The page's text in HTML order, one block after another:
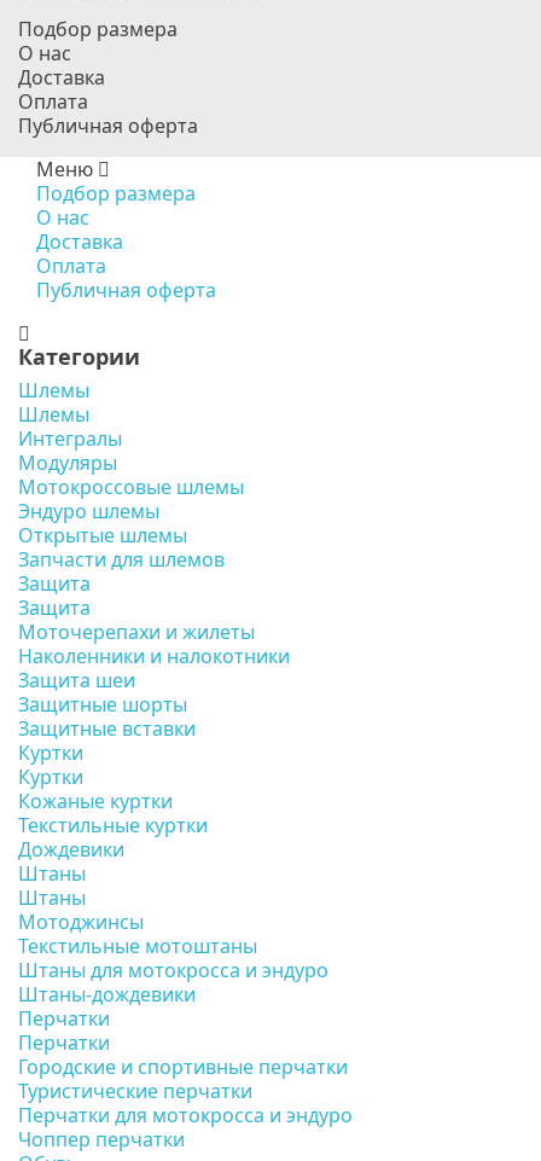
Подбор размера
О нас
Доставка
Оплата
Публичная оферта
Меню
Подбор размера
О нас
Доставка
Оплата
Публичная оферта
Категории
Шлемы
Шлемы
Интегралы
Модуляры
Мотокроссовые шлемы
Эндуро шлемы
Открытые шлемы
Запчасти для шлемов
Защита
Защита
Моточерепахи и жилеты
Наколенники и налокотники
Защита шеи
Защитные шорты
Защитные вставки
Куртки
Куртки
Кожаные куртки
Текстильные куртки
Дождевики
Штаны
Штаны
Мотоджинсы
Текстильные мотоштаны
Штаны для мотокросса и эндуро
Штаны-дождевики
Перчатки
Перчатки
Городские и спортивные перчатки
Туристические перчатки
Перчатки для мотокросса и эндуро
Чоппер перчатки